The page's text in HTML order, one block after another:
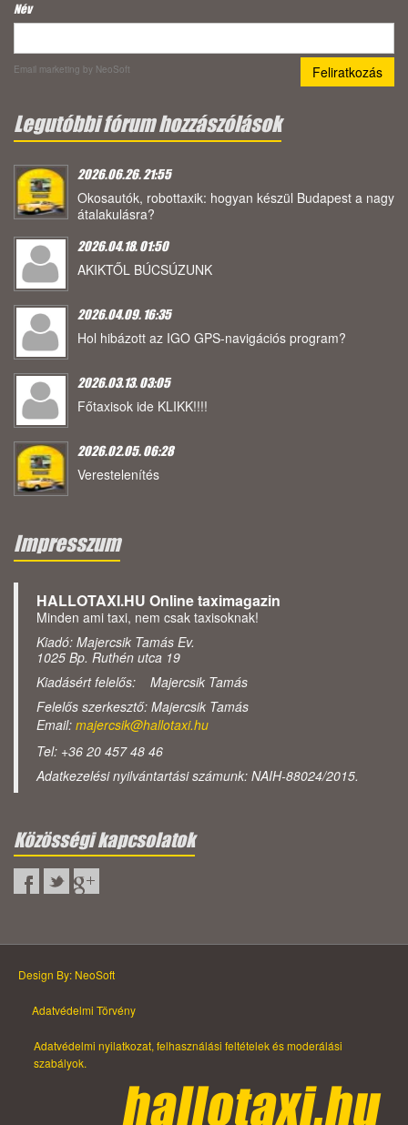
Név
Email marketing by NeoSoft
Legutóbbi fórum hozzászólások
2026.06.26. 21:55
Okosautók, robottaxik: hogyan készül Budapest a nagy
átalakulásra?
2026.04.18. 01:50
AKIKTŐL BÚCSÚZUNK
2026.04.09. 16:35
Hol hibázott az IGO GPS-navigációs program?
2026.03.13. 03:05
Főtaxisok ide KLIKK!!!!
2026.02.05. 06:28
Verestelenítés
Impresszum
HALLOTAXI.HU Online taximagazin
Minden ami taxi, nem csak taxisoknak!
Kiadó: Majercsik Tamás Ev.
1025 Bp. Ruthén utca 19
Kiadásért felelős: Majercsik Tamás
Felelős szerkesztő: Majercsik Tamás
Email: majercsik@hallotaxi.hu
Tel: +36 20 457 48 46
Adatkezelési nyilvántartási számunk: NAIH-88024/2015.
Közösségi kapcsolatok
Design By: NeoSoft
Adatvédelmi Törvény
Adatvédelmi nyilatkozat, felhasználási feltételek és moderálási
szabályok.